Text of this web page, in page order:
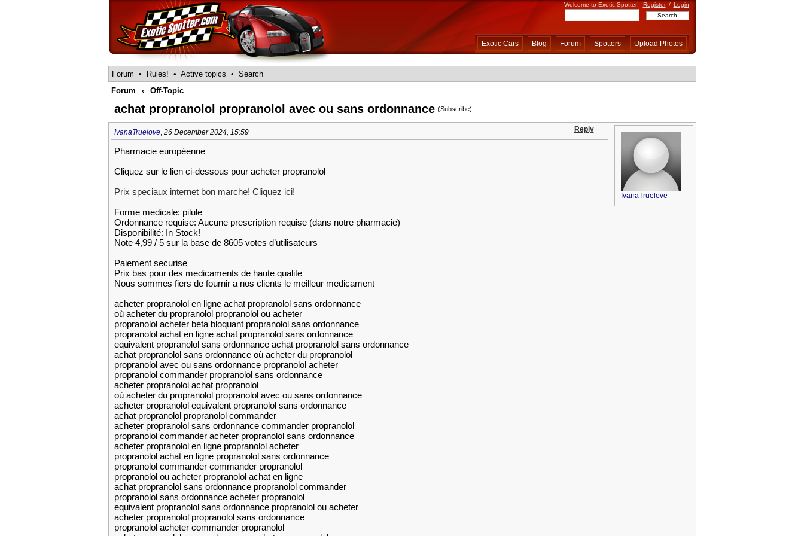
Welcome to Exotic Spotter! Register / Login
Exotic Cars Blog Forum Spotters Upload Photos
Forum • Rules! • Active topics • Search
Forum
‹ Off-Topic
achat propranolol propranolol avec ou sans ordonnance (Subscribe)
IvanaTruelove, 26 December 2024, 15:59 Reply
Pharmacie européenne
Cliquez sur le lien ci-dessous pour acheter propranolol
Prix speciaux internet bon marche! Cliquez ici!
Forme medicale: pilule
Ordonnance requise: Aucune prescription requise (dans notre pharmacie)
Disponibilité: In Stock!
Note 4,99 / 5 sur la base de 8605 votes d’utilisateurs
Paiement securise
Prix bas pour des medicaments de haute qualite
Nous sommes fiers de fournir a nos clients le meilleur medicament
acheter propranolol en ligne achat propranolol sans ordonnance
où acheter du propranolol propranolol ou acheter
propranolol acheter beta bloquant propranolol sans ordonnance
propranolol achat en ligne achat propranolol sans ordonnance
equivalent propranolol sans ordonnance achat propranolol sans ordonnance
achat propranolol sans ordonnance où acheter du propranolol
propranolol avec ou sans ordonnance propranolol acheter
propranolol commander propranolol sans ordonnance
acheter propranolol achat propranolol
où acheter du propranolol propranolol avec ou sans ordonnance
acheter propranolol equivalent propranolol sans ordonnance
achat propranolol propranolol commander
acheter propranolol sans ordonnance commander propranolol
propranolol commander acheter propranolol sans ordonnance
acheter propranolol en ligne propranolol acheter
propranolol achat en ligne propranolol sans ordonnance
propranolol commander commander propranolol
propranolol ou acheter propranolol achat en ligne
achat propranolol sans ordonnance propranolol commander
propranolol sans ordonnance acheter propranolol
equivalent propranolol sans ordonnance propranolol ou acheter
acheter propranolol propranolol sans ordonnance
propranolol acheter commander propranolol
IvanaTruelove